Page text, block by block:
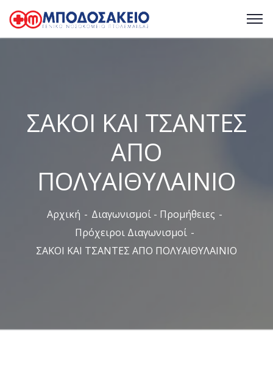
ΣΑΚΟΙ ΚΑΙ ΤΣΑΝΤΕΣ
ΑΠΟ
ΠΟΛΥΑΙΘΥΛΑΙΝΙΟ
Αρχική
Διαγωνισμοί - Προμήθειες
Πρόχειροι Διαγωνισμοί
ΣΑΚΟΙ ΚΑΙ ΤΣΑΝΤΕΣ ΑΠΟ ΠΟΛΥΑΙΘΥΛΑΙΝΙΟ